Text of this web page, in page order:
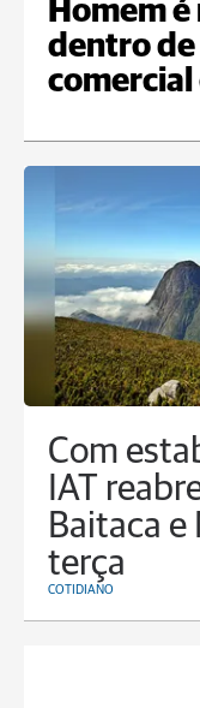
Homem
dentro
Com
IAT
Baitaca e
terça
COTIDIANO